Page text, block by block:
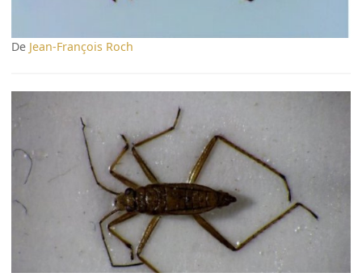
De Jean-François Roch